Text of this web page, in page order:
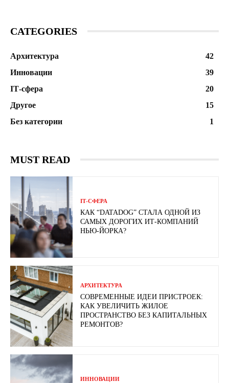
CATEGORIES
Архитектура
42
Инновации
39
ІТ-сфера
20
Другое
15
Без категории
1
MUST READ
ІТ-СФЕРА
КАК “DATADOG” СТАЛА ОДНОЙ ИЗ
САМЫХ ДОРОГИХ ИТ-КОМПАНИЙ
НЬЮ-ЙОРКА?
АРХИТЕКТУРА
СОВРЕМЕННЫЕ ИДЕИ ПРИСТРОЕК:
КАК УВЕЛИЧИТЬ ЖИЛОЕ
ПРОСТРАНСТВО БЕЗ КАПИТАЛЬНЫХ
РЕМОНТОВ?
ИННОВАЦИИ